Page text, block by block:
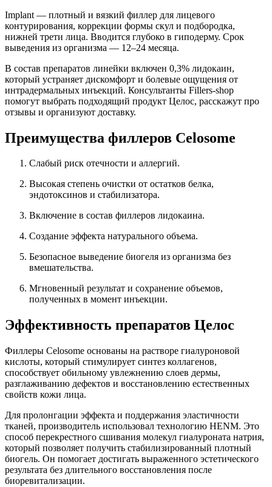
Implant — плотный и вязкий филлер для лицевого
контурирования, коррекции формы скул и подбородка,
нижней трети лица. Вводится глубоко в гиподерму. Срок
выведения из организма — 12–24 месяца.
В состав препаратов линейки включен 0,3% лидокаин,
который устраняет дискомфорт и болевые ощущения от
интрадермальных инъекций. Консультанты Fillers-shop
помогут выбрать подходящий продукт Целос, расскажут про
отзывы и организуют доставку.
Преимущества филлеров Celosome
Слабый риск отечности и аллергий.
Высокая степень очистки от остатков белка,
эндотоксинов и стабилизатора.
Включение в состав филлеров лидокаина.
Создание эффекта натурального объема.
Безопасное выведение биогеля из организма без
вмешательства.
Мгновенный результат и сохранение объемов,
полученных в момент инъекции.
Эффективность препаратов Целос
Филлеры Celosome основаны на растворе гиалуроновой
кислоты, который стимулирует синтез коллагенов,
способствует обильному увлежнению слоев дермы,
разглаживанию дефектов и восстановлению естественных
свойств кожи лица.
Для пролонгации эффекта и поддержания эластичности
тканей, производитель использовал технологию HENM. Это
способ перекрестного сшивания молекул гиалуроната натрия,
который позволяет получить стабилизированный плотный
биогель. Он помогает достигать выраженного эстетического
результата без длительного восстановления после
биоревитализации.